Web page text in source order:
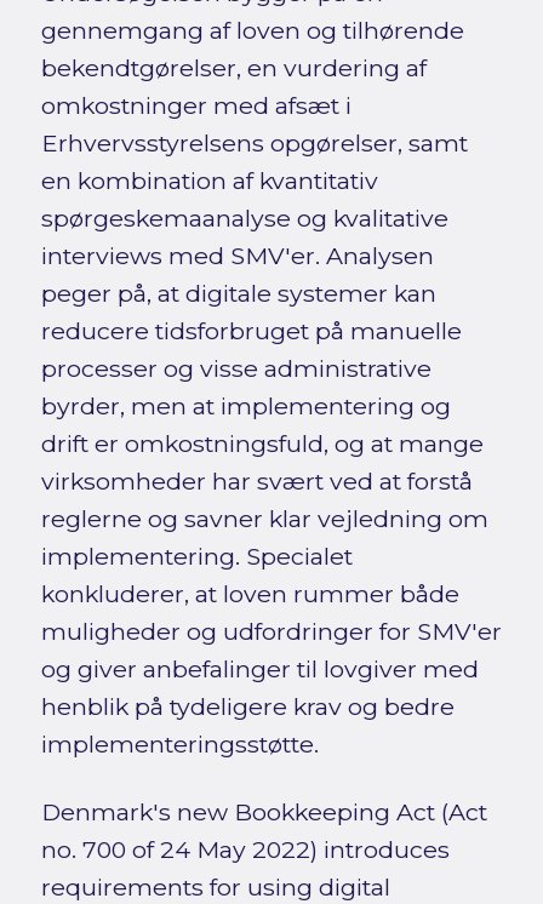
gennemgang af loven og tilhørende
bekendtgørelser, en vurdering af
omkostninger med afsæt i
Erhvervsstyrelsens opgørelser, samt
en kombination af kvantitativ
spørgeskemaanalyse og kvalitative
interviews med SMV'er. Analysen
peger på, at digitale systemer kan
reducere tidsforbruget på manuelle
processer og visse administrative
byrder, men at implementering og
drift er omkostningsfuld, og at mange
virksomheder har svært ved at forstå
reglerne og savner klar vejledning om
implementering. Specialet
konkluderer, at loven rummer både
muligheder og udfordringer for SMV'er
og giver anbefalinger til lovgiver med
henblik på tydeligere krav og bedre
implementeringsstøtte.
Denmark's new Bookkeeping Act (Act
no. 700 of 24 May 2022) introduces
requirements for using digital